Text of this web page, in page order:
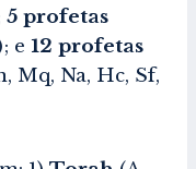
5 profetas
e 12 profetas
Mq, Na, Hc, Sf,